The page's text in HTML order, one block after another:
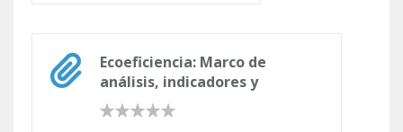
Ecoeficiencia: Marco de
análisis, indicadores y
experiencias